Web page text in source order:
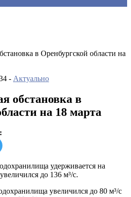
в Оренбургской области на
- Актуально
обстановка в
на 18 марта
удерживается на
до 136 м³/с.
увеличился до 80 м³/с